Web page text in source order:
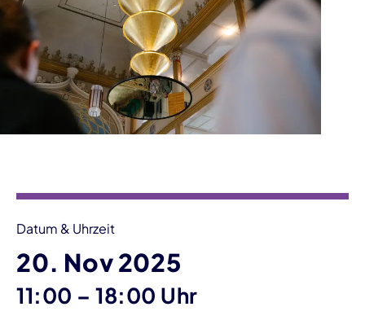
Datum & Uhrzeit
20. Nov 2025
11:00 – bis
18:00 Uhr